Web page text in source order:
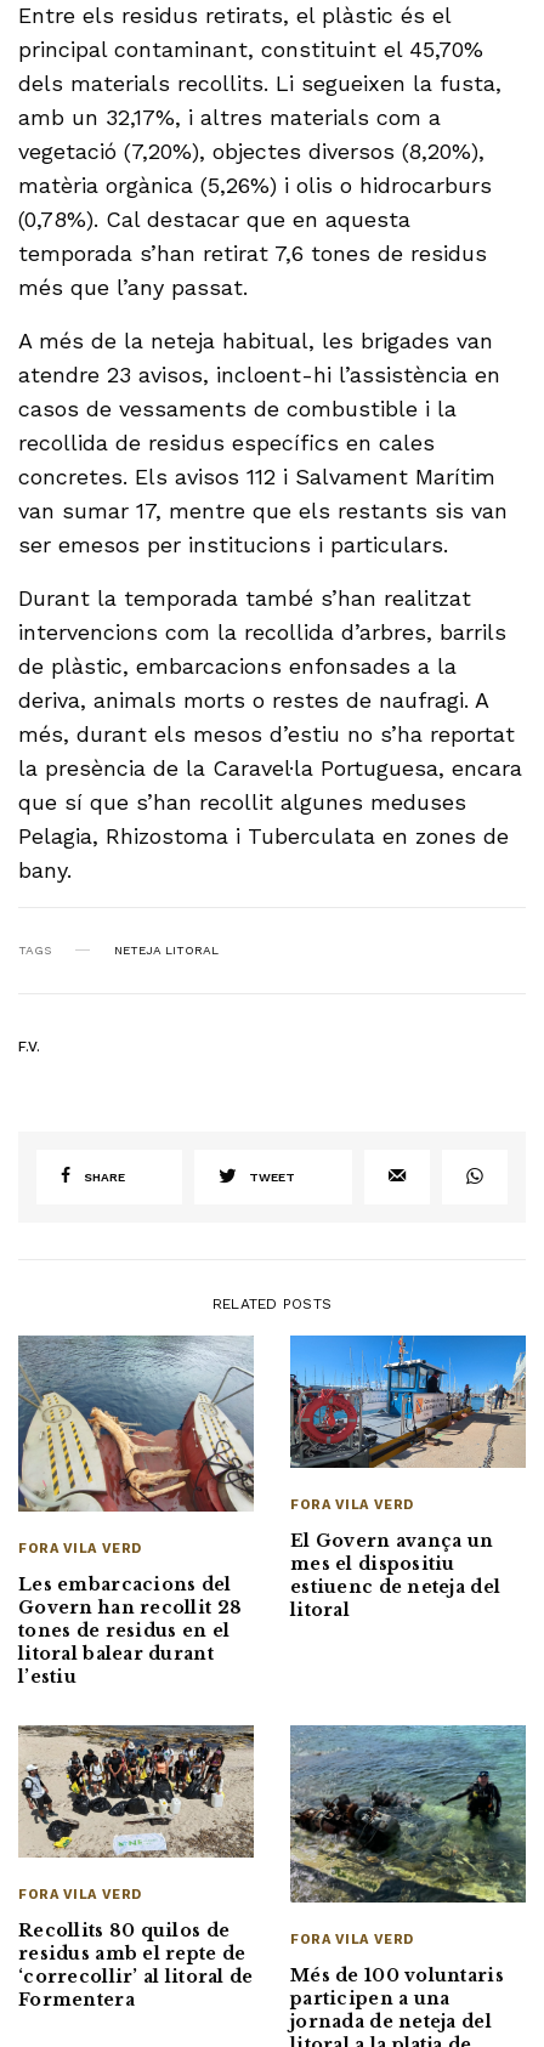
Entre els residus retirats, el plàstic és el
principal contaminant, constituint el 45,70%
dels materials recollits. Li segueixen la fusta,
amb un 32,17%, i altres materials com a
vegetació (7,20%), objectes diversos (8,20%),
matèria orgànica (5,26%) i olis o hidrocarburs
(0,78%). Cal destacar que en aquesta
temporada s’han retirat 7,6 tones de residus
més que l’any passat.
A més de la neteja habitual, les brigades van
atendre 23 avisos, incloent-hi l’assistència en
casos de vessaments de combustible i la
recollida de residus específics en cales
concretes. Els avisos 112 i Salvament Marítim
van sumar 17, mentre que els restants sis van
ser emesos per institucions i particulars.
Durant la temporada també s’han realitzat
intervencions com la recollida d’arbres, barrils
de plàstic, embarcacions enfonsades a la
deriva, animals morts o restes de naufragi. A
més, durant els mesos d’estiu no s’ha reportat
la presència de la Caravel·la Portuguesa, encara
que sí que s’han recollit algunes meduses
Pelagia, Rhizostoma i Tuberculata en zones de
bany.
TAGS NETEJA LITORAL
F.V.
SHARE TWEET
RELATED POSTS
FORA VILA VERD
Les embarcacions del
Govern han recollit 28
tones de residus en el
litoral balear durant
l’estiu
FORA VILA VERD
El Govern avança un
mes el dispositiu
estiuenc de neteja del
litoral
FORA VILA VERD
Recollits 80 quilos de
residus amb el repte de
‘correcollir’ al litoral de
Formentera
FORA VILA VERD
Més de 100 voluntaris
participen a una
jornada de neteja del